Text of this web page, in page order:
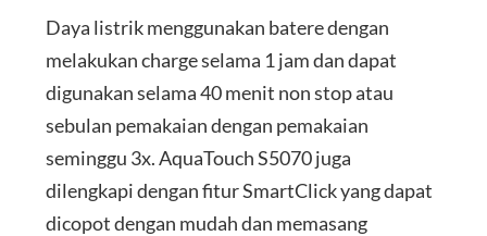
Daya listrik menggunakan batere dengan
melakukan charge selama 1 jam dan dapat
digunakan selama 40 menit non stop atau
sebulan pemakaian dengan pemakaian
seminggu 3x. AquaTouch S5070 juga
dilengkapi dengan fitur SmartClick yang dapat
dicopot dengan mudah dan memasang